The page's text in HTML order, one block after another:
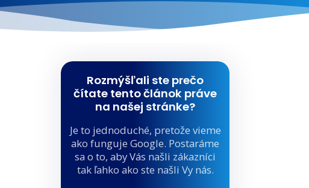
Rozmýšľali ste prečo
čítate tento článok práve
na našej stránke?
Je to jednoduché, pretože vieme
ako funguje Google. Postaráme
sa o to, aby Vás našli zákazníci
tak ľahko ako ste našli Vy nás.